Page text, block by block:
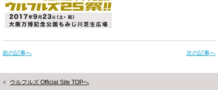
前の記事へ 次の記事へ
ウルフルズ Official Site TOPへ